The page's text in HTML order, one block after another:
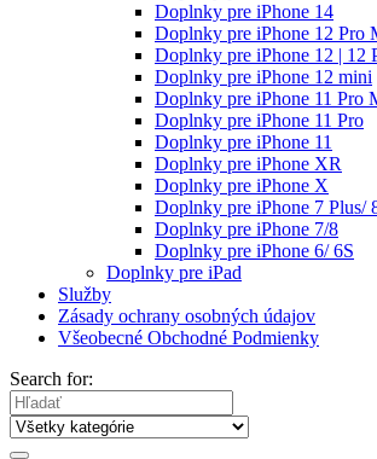
Doplnky pre iPhone 14
Doplnky pre iPhone 12 Pro
Doplnky pre iPhone 12 | 12
Doplnky pre iPhone 12 mini
Doplnky pre iPhone 11 Pro
Doplnky pre iPhone 11 Pro
Doplnky pre iPhone 11
Doplnky pre iPhone XR
Doplnky pre iPhone X
Doplnky pre iPhone 7 Plus/
Doplnky pre iPhone 7/8
Doplnky pre iPhone 6/ 6S
Doplnky pre iPad
Služby
Zásady ochrany osobných údajov
Všeobecné Obchodné Podmienky
Search for: